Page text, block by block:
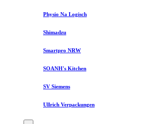
Physio Na Logisch
Shimadzu
Smartpro NRW
SOANH's Kitchen
SV Siemens
Ullrich Verpackungen